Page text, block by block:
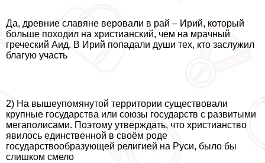
Да, древние славяне веровали в рай – Ирий, который
больше походил на христианский, чем на мрачный
греческий Аид. В Ирий попадали души тех, кто заслужил
благую участь
2) На вышеупомянутой территории существовали
крупные государства или союзы государств с развитыми
мегаполисами. Поэтому утверждать, что христианство
явилось единственной в своём роде
государствообразующей религией на Руси, было бы
слишком смело